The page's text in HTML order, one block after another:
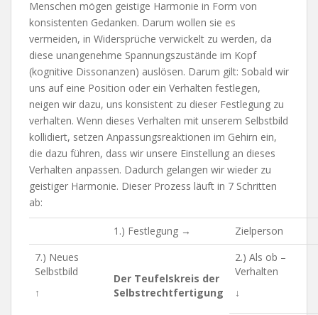
Menschen mögen geistige Harmonie in Form von
konsistenten Gedanken. Darum wollen sie es
vermeiden, in Widersprüche verwickelt zu werden, da
diese unangenehme Spannungszustände im Kopf
(kognitive Dissonanzen) auslösen. Darum gilt: Sobald wir
uns auf eine Position oder ein Verhalten festlegen,
neigen wir dazu, uns konsistent zu dieser Festlegung zu
verhalten. Wenn dieses Verhalten mit unserem Selbstbild
kollidiert, setzen Anpassungsreaktionen im Gehirn ein,
die dazu führen, dass wir unsere Einstellung an dieses
Verhalten anpassen. Dadurch gelangen wir wieder zu
geistiger Harmonie. Dieser Prozess läuft in 7 Schritten
ab:
1.) Festlegung →
Zielperson
7.) Neues
Selbstbild
↑
Der Teufelskreis der
Selbstrechtfertigung
2.) Als ob –
Verhalten
↓